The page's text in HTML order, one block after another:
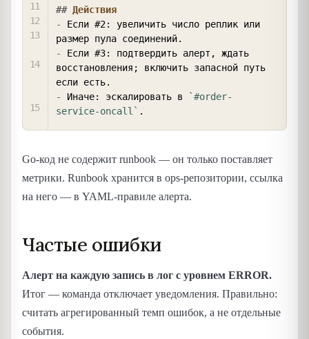
## Действия
-
Если #2: увеличить число реплик или
-
Если #3: подтвердить алерт, ждать
восстановления; включить запасной путь
-
Иначе: эскалировать в
`#order-
service-oncall`
Go-код не содержит runbook — он только поставляет
метрики. Runbook хранится в ops-репозитории, ссылка
на него — в YAML-правиле алерта.
Частые ошибки
Алерт на каждую запись в лог с уровнем ERROR.
Итог — команда отключает уведомления. Правильно:
считать агрегированный темп ошибок, а не отдельные
события.